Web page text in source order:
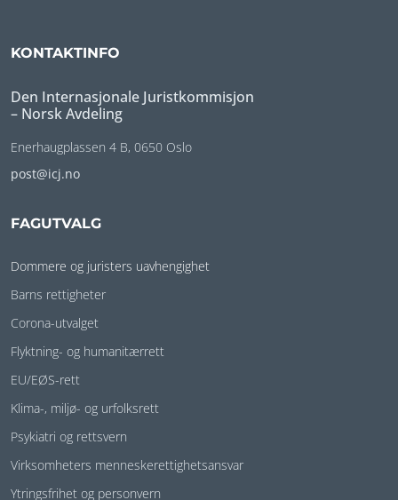
KONTAKTINFO
Den Internasjonale Juristkommisjon
– Norsk Avdeling
Enerhaugplassen 4 B, 0650 Oslo
post@icj.no
FAGUTVALG
Dommere og juristers uavhengighet
Barns rettigheter
Corona-utvalget
Flyktning- og humanitærrett
EU/EØS-rett
Klima-, miljø- og urfolksrett
Psykiatri og rettsvern
Virksomheters menneskerettighetsansvar
Ytringsfrihet og personvern